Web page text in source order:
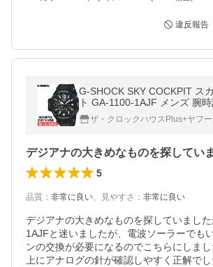
違反報告
G-SHOCK SKY COCKPIT ス
ト GA-1100-1AJF メンズ 腕
カシオ 国内正規品 Master of
ザ・クロックハウスPlus+ヤフ
5
品質 ： 非常に良い、 見やすさ ： 非常に良い
デジアナの大きめなものを探していまし
1AJFと迷いましたが、電波ソーラーでも
ンの交換が必要になるのでこちらにしま
上にアナログの針が確認しやすく正解で